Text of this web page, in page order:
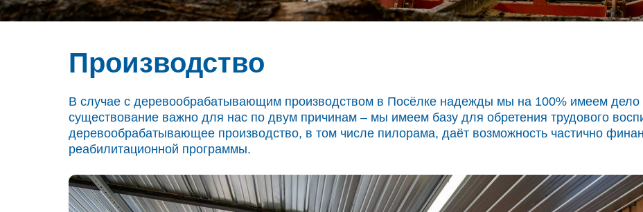
Производство
В случае с деревообрабатывающим производством в Посёлке надежды мы на 100% имеем дело
существование важно для нас по двум причинам – мы имеем базу для обретения трудового
деревообрабатывающее производство, в том числе пилорама, даёт возможность частично
реабилитационной программы.